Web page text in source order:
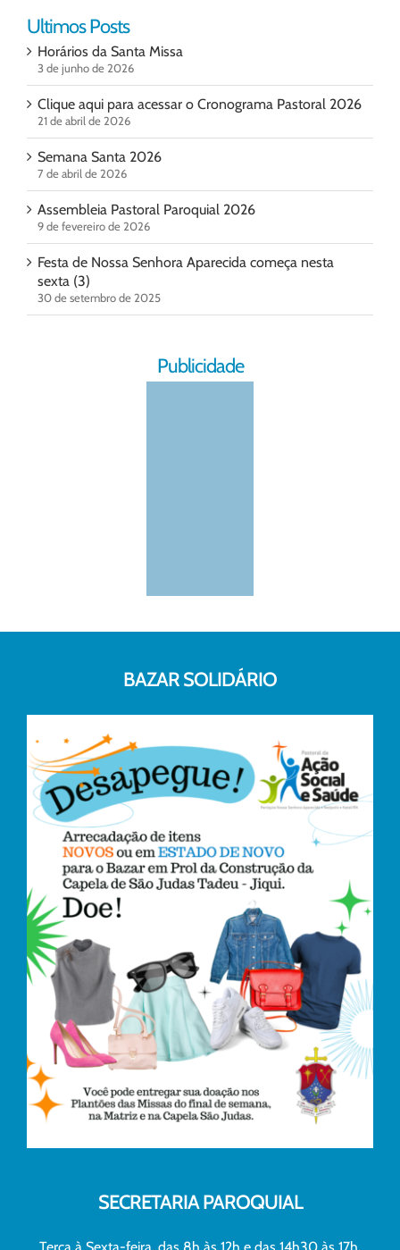
Ultimos Posts
Horários da Santa Missa
3 de junho de 2026
Clique aqui para acessar o Cronograma Pastoral 2026
21 de abril de 2026
Semana Santa 2026
7 de abril de 2026
Assembleia Pastoral Paroquial 2026
9 de fevereiro de 2026
Festa de Nossa Senhora Aparecida começa nesta
sexta (3)
30 de setembro de 2025
Publicidade
BAZAR SOLIDÁRIO
SECRETARIA PAROQUIAL